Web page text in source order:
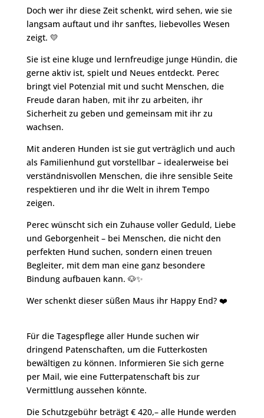
Doch wer ihr diese Zeit schenkt, wird sehen, wie sie
langsam auftaut und ihr sanftes, liebevolles Wesen
zeigt. 💛
Sie ist eine kluge und lernfreudige junge Hündin, die
gerne aktiv ist, spielt und Neues entdeckt. Perec
bringt viel Potenzial mit und sucht Menschen, die
Freude daran haben, mit ihr zu arbeiten, ihr
Sicherheit zu geben und gemeinsam mit ihr zu
wachsen.
Mit anderen Hunden ist sie gut verträglich und auch
als Familienhund gut vorstellbar – idealerweise bei
verständnisvollen Menschen, die ihre sensible Seite
respektieren und ihr die Welt in ihrem Tempo
zeigen.
Perec wünscht sich ein Zuhause voller Geduld, Liebe
und Geborgenheit – bei Menschen, die nicht den
perfekten Hund suchen, sondern einen treuen
Begleiter, mit dem man eine ganz besondere
Bindung aufbauen kann. 🐶✨
Wer schenkt dieser süßen Maus ihr Happy End? ❤️
Für die Tagespflege aller Hunde suchen wir
dringend Patenschaften, um die Futterkosten
bewältigen zu können. Informieren Sie sich gerne
per Mail, wie eine Futterpatenschaft bis zur
Vermittlung aussehen könnte.
Die Schutzgebühr beträgt € 420,– alle Hunde werden